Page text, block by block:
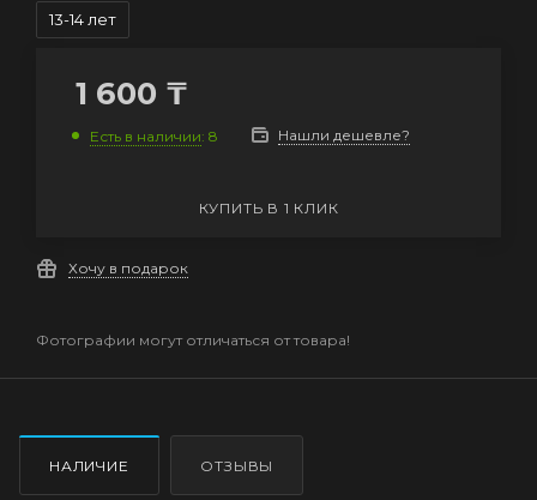
13-14 лет
1 600 ₸
Есть в наличии: 8 Нашли дешевле?
КУПИТЬ В 1 КЛИК
Хочу в подарок
Фотографии могут отличаться от товара!
НАЛИЧИЕ ОТЗЫВЫ